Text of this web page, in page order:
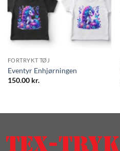
FORTRYKT TØJ
Eventyr Enhjørningen
150.00 kr.